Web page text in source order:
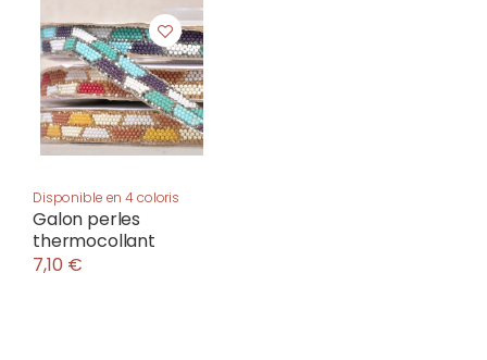
Disponible en 4 coloris
Galon perles
thermocollant
7,10 €